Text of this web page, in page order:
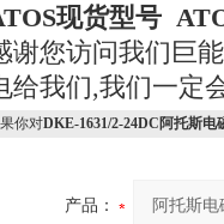
现货型号
谢您访问我们巨
给我们,我们一定
你对DKE-1631/2-24DC阿托斯电
产品：